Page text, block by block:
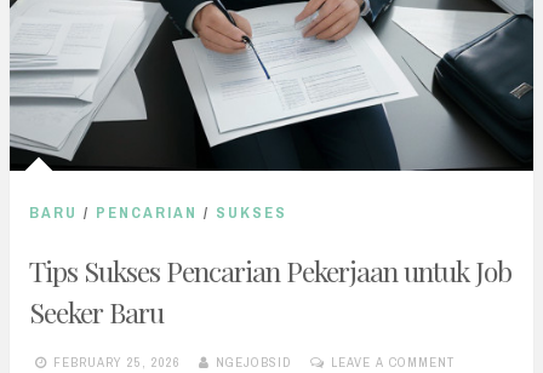
BARU / PENCARIAN / SUKSES
Tips Sukses Pencarian Pekerjaan untuk Job
Seeker Baru
FEBRUARY 25, 2026 NGEJOBSID LEAVE A COMMENT